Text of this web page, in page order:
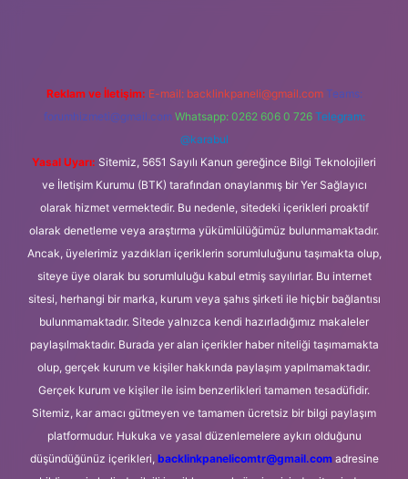
Reklam ve İletişim: E-mail: backlinkpaneli@gmail.com Teams:
forumhizmeti@gmail.com Whatsapp: 0262 606 0 726 Telegram:
@karabul
Yasal Uyarı: Sitemiz, 5651 Sayılı Kanun gereğince Bilgi Teknolojileri
ve İletişim Kurumu (BTK) tarafından onaylanmış bir Yer Sağlayıcı
olarak hizmet vermektedir. Bu nedenle, sitedeki içerikleri proaktif
olarak denetleme veya araştırma yükümlülüğümüz bulunmamaktadır.
Ancak, üyelerimiz yazdıkları içeriklerin sorumluluğunu taşımakta olup,
siteye üye olarak bu sorumluluğu kabul etmiş sayılırlar. Bu internet
sitesi, herhangi bir marka, kurum veya şahıs şirketi ile hiçbir bağlantısı
bulunmamaktadır. Sitede yalnızca kendi hazırladığımız makaleler
paylaşılmaktadır. Burada yer alan içerikler haber niteliği taşımamakta
olup, gerçek kurum ve kişiler hakkında paylaşım yapılmamaktadır.
Gerçek kurum ve kişiler ile isim benzerlikleri tamamen tesadüfidir.
Sitemiz, kar amacı gütmeyen ve tamamen ücretsiz bir bilgi paylaşım
platformudur. Hukuka ve yasal düzenlemelere aykırı olduğunu
düşündüğünüz içerikleri, backlinkpanelicomtr@gmail.comadresine